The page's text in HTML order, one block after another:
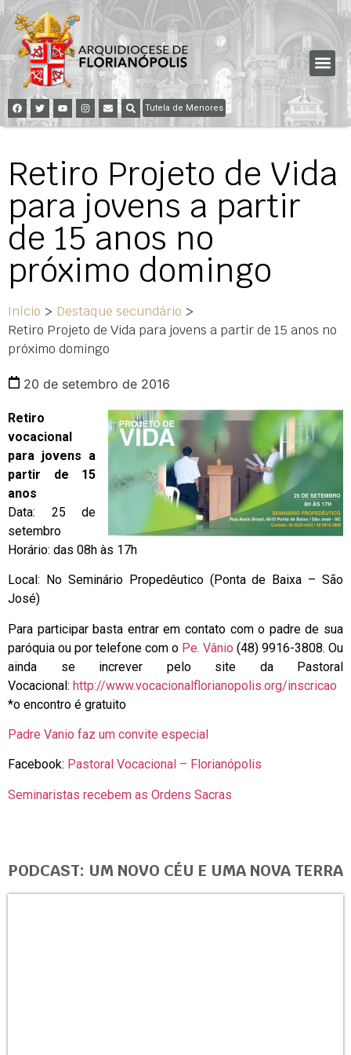
Tutela de Menores
Retiro Projeto de Vida
para jovens a partir
de 15 anos no
próximo domingo
Início > Destaque secundário >
Retiro Projeto de Vida para jovens a partir de 15 anos no
próximo domingo
20 de setembro de 2016
Retiro
vocacional
para jovens a
partir de 15
anos
Data: 25 de
setembro
Horário: das 08h às 17h
Local: No Seminário Propedêutico (Ponta de Baixa – São
José)
Para participar basta entrar em contato com o padre de sua
paróquia ou por telefone com o Pe. Vânio (48) 9916-3808. Ou
ainda se increver pelo site da Pastoral
Vocacional: http://www.vocacionalflorianopolis.org/inscricao
*o encontro é gratuito
Padre Vanio faz um convite especial
Facebook: Pastoral Vocacional – Florianópolis
Seminaristas recebem as Ordens Sacras
PODCAST: UM NOVO CÉU E UMA NOVA TERRA